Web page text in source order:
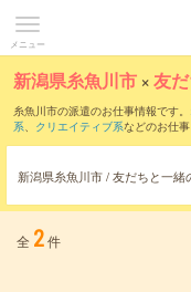
メニュー
新潟県糸魚川市 ×友
糸魚川市の派遣のお仕事情報です。
系、 クリエイティブ系などのお仕
新潟県糸魚川市 / 友だちと一緒
全 2件